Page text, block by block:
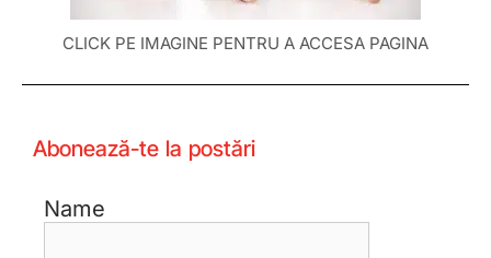
CLICK PE IMAGINE PENTRU A ACCESA PAGINA
Abonează-te la postări
Name